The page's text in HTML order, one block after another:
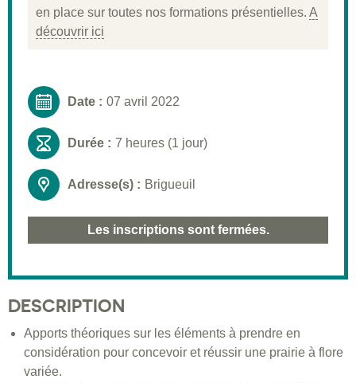
en place sur toutes nos formations présentielles. A
découvrir ici
Date : 07 avril 2022
Durée : 7 heures (1 jour)
Adresse(s) : Brigueuil
Les inscriptions sont fermées.
DESCRIPTION
Apports théoriques sur les éléments à prendre en
considération pour concevoir et réussir une prairie à flore
variée.